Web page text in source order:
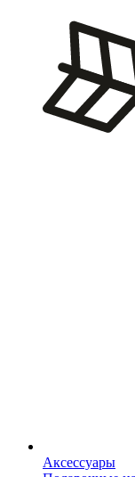
Аксессуары